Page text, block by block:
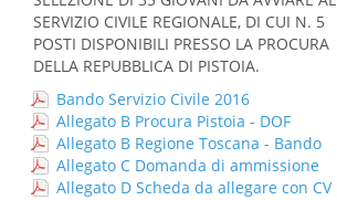
SERVIZIO CIVILE REGIONALE, DI CUI N. 5
POSTI DISPONIBILI PRESSO LA PROCURA
DELLA REPUBBLICA DI PISTOIA.
Bando Servizio Civile 2016
Allegato B Procura Pistoia - DOF
Allegato B Regione Toscana - Bando
Allegato C Domanda di ammissione
Allegato D Scheda da allegare con CV